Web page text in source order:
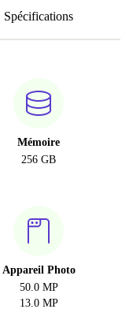
Spécifications
Mémoire
256 GB
Appareil Photo
50.0 MP
13.0 MP